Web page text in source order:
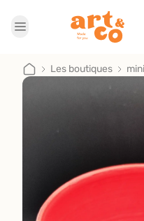
Les boutiques
Je suis artisan
Les boutiques